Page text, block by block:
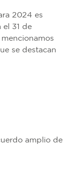
2024 es
el 31 de
se destacan
amplio de